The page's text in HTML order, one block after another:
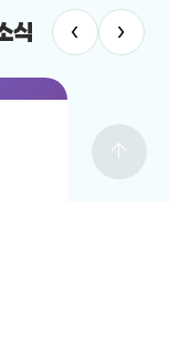
식 ‹ ›
arrow_upward